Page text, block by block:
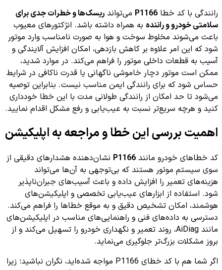
رانندگی با کد خطا P1166 می‌تواند ریسک‌ها و خطرات جدی برای
سلامتی خودرو و راننده به همراه داشته باشد. انژکتورهای معیوب
باعث می‌شوند مخلوط سوخت و هوا به صورت نامناسب وارد موتور
شود که این امر علاوه بر کاهش بازدهی، امکان افزایش آلایندگی و
آسیب به قطعات داخلی موتور را فراهم می‌کند. در موارد شدید،
ممکن است موتور دچار خاموشی ناگهانی یا قدرت ناکافی در شرایط
حساس شود که برای رانندگی ایمن مناسب نیست. بنابراین توصیه
می‌شود تا حد امکان از رانندگی طولانی مدت با این خطا خودداری
کنید و هرچه سریع‌تر نسبت به عیب‌یابی و رفع مشکل اقدام نمایید.
اهمیت بررسی این خطا و مراجعه به اپلیکیشن
کد خطاهای خودرو مانند P1166 نشان‌دهنده هشدارهای دقیقی از
سوی سیستم موتور هستند که بی‌توجهی به آن‌ها می‌تواند
هزینه‌های تعمیر را افزایش داده و باعث آسیب‌های جبران‌ناپذیر
شود. استفاده از ابزارهای عیب‌یابی تخصصی و اپلیکیشن‌های
هوشمند، امکان تشخیص دقیق و به موقع خطاها را فراهم می‌کند.
دسترسی به داده‌های فنی و راهنمایی‌های مناسب در اپلیکیشن‌های
مانند AiDiag، روند تعمیر و نگهداری خودرو را تسهیل می‌کند و از
بروز مشکلات بزرگ‌تر جلوگیری می‌نماید.
اگر شما هم با کد خطای P1166 مواجه شده‌اید، نگران نباشید؛ زیرا